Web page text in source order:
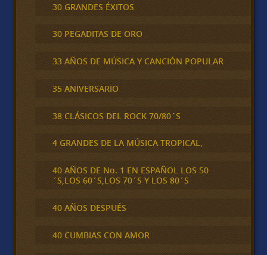
30 GRANDES ÉXITOS
30 PEGADITAS DE ORO
33 AÑOS DE MÚSICA Y CANCIÓN POPULAR
35 ANIVERSARIO
38 CLÁSICOS DEL ROCK 70/80´S
4 GRANDES DE LA MÚSICA TROPICAL,
40 AÑOS DE No. 1 EN ESPAÑOL LOS 50
´S,LOS 60´S,LOS 70´S Y LOS 80´S
40 AÑOS DESPUÉS
40 CUMBIAS CON AMOR